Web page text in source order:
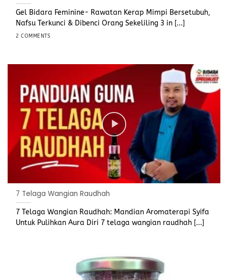
Gel Bidara Feminine- Rawatan Kerap Mimpi Bersetubuh,
Nafsu Terkunci & Dibenci Orang Sekeliling 3 in [...]
2 COMMENTS
7 Telaga Wangian Raudhah
7 Telaga Wangian Raudhah: Mandian Aromaterapi Syifa
Untuk Pulihkan Aura Diri 7 telaga wangian raudhah [...]